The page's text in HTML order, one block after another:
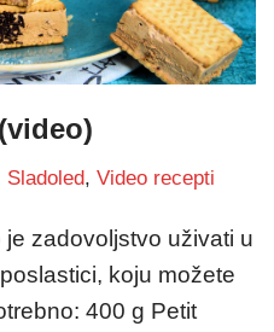
Sladoled, Video recepti
zadovoljstvo uživati u
koju možete
400 g Petit